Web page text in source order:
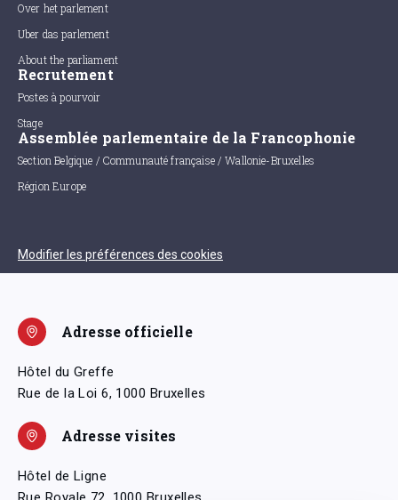
Over het parlement
Uber das parlement
About the parliament
Recrutement
Postes à pourvoir
Stage
Assemblée parlementaire de la Francophonie
Section Belgique / Communauté française / Wallonie-Bruxelles
Région Europe
Modifier les préférences des cookies
Adresse officielle
Hôtel du Greffe
Rue de la Loi 6, 1000 Bruxelles
Adresse visites
Hôtel de Ligne